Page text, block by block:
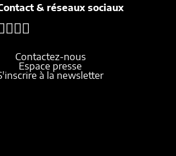
& réseaux sociaux
Contactez-nous
Espace presse
à la newsletter